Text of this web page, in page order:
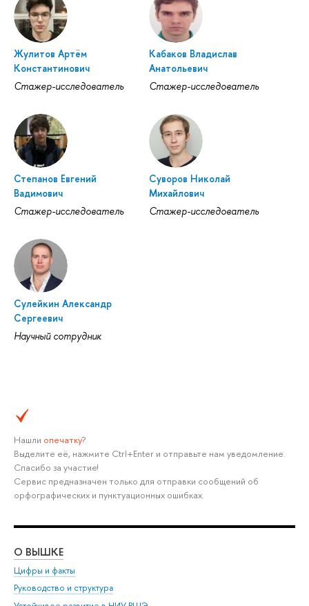
Жулитов Артём
Константинович
Стажер-исследователь
Кабаков Владислав
Анатольевич
Стажер-исследователь
Степанов Евгений
Вадимович
Стажер-исследователь
Суворов Николай
Михайлович
Стажер-исследователь
Сулейкин Александр
Сергеевич
Научный сотрудник
Нашли опечатку?
Выделите её, нажмите Ctrl+Enter и отправьте нам уведомление.
Спасибо за участие!
Сервис предназначен только для отправки сообщений об
орфографических и пунктуационных ошибках.
О ВЫШКЕ
Цифры и факты
Руководство и структура